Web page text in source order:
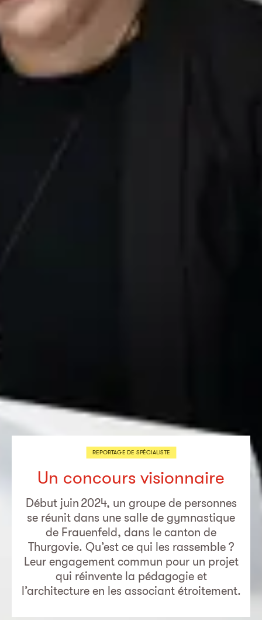
REPORTAGE DE SPÉCIALISTE
Un concours visionnaire
Début juin 2024, un groupe de personnes
se réunit dans une salle de gymnastique
de Frauenfeld, dans le canton de
Thurgovie. Qu’est ce qui les rassemble ?
Leur engagement commun pour un projet
qui réinvente la pédagogie et
l’architecture en les associant étroitement.